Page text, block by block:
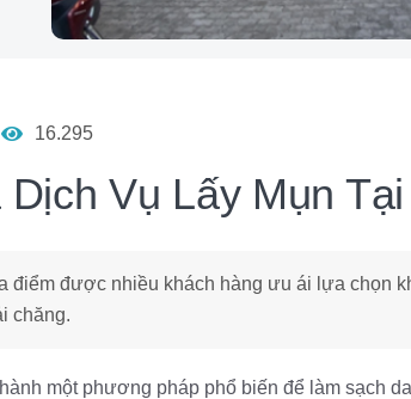
16.295
Dịch Vụ Lấy Mụn
điểm được nhiều khách hàng ưu ái lựa chọn
chăng.
một phương pháp phổ biến để làm sạch